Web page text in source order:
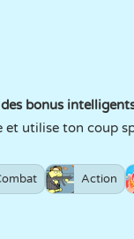
bonus
utilise ton coup
Action